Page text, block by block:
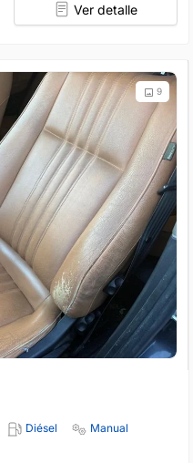
Ver detalle
9
Diésel
Manual